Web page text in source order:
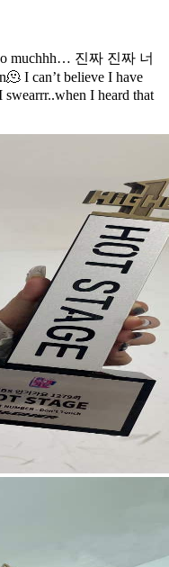
muchhh… 진짜 진짜 너
I can’t believe I have
I heard that